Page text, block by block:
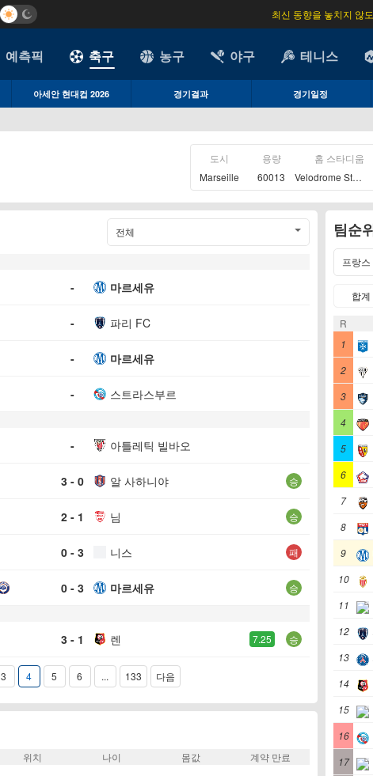
최신 동향을 놓치지 않
예측픽 축구 농구 야구 테니스
아세안 현대컵 2026 경기결과 경기일정
도시
Marseille
용량
60013
홈 스타디움
Velodrome Stade
전체
- 마르세유
- 파리 FC
- 마르세유
- 스트라스부르
- 아틀레틱 빌바오
3 - 0 알 사하니야 승
2 - 1 님 승
0 - 3 니스 패
0 - 3 마르세유
승
3 - 1 렌 7.25 승
3 4 5 6 ... 133 다음
위치 나이 몸값 계약 만료
팀순
프랑스
합계
R
1
2
3
4
5
6
7
8
9
10
11
12
13
14
15
16
17